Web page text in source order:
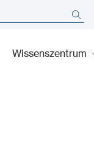
Wissenszentrum